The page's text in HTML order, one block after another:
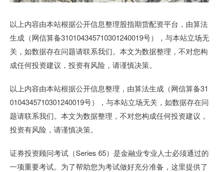
以上内容由本站根据公开信息整理股指期货配资平台，由算法
生成（网信算备310104345710301240019号），与本站立场无
关，如数据存在问题请联系我们。本文为数据整理，不对您构
成任何投资建议，投资有风险，请谨慎决策。
以上内容由本站根据公开信息整理，由算法生成（网信算备31
0104345710301240019号），与本站立场无关，如数据存在问
题请联系我们。本文为数据整理，不对您构成任何投资建议，
投资有风险，请谨慎决策。
证券投资顾问考试（Series 65）是金融业专业人士必须通过的
一项重要考试。为了帮助您为考试做好充分准备，这里提供了